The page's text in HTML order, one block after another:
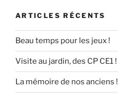
ARTICLES RÉCENTS
Beau temps pour les jeux !
Visite au jardin, des CP CE1 !
La mémoire de nos anciens !